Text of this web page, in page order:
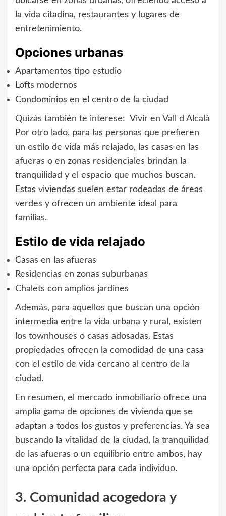
la vida citadina, restaurantes y lugares de
entretenimiento.
Opciones urbanas
Apartamentos tipo estudio
Lofts modernos
Condominios en el centro de la ciudad
Quizás también te interese: Vivir en Vall d Alcalà
Por otro lado, para las personas que prefieren
un estilo de vida más relajado, las casas en las
afueras o en zonas residenciales brindan la
tranquilidad y el espacio que muchos buscan.
Estas viviendas suelen estar rodeadas de áreas
verdes y ofrecen un ambiente ideal para
familias.
Estilo de vida relajado
Casas en las afueras
Residencias en zonas suburbanas
Chalets con amplios jardines
Además, para aquellos que buscan una opción
intermedia entre la vida urbana y rural, existen
los townhouses o casas adosadas. Estas
propiedades ofrecen la comodidad de una casa
con el estilo de vida cercano al centro de la
ciudad.
En resumen, el mercado inmobiliario ofrece una
amplia gama de opciones de vivienda que se
adaptan a todos los gustos y preferencias. Ya sea
buscando la vitalidad de la ciudad, la tranquilidad
de las afueras o un equilibrio entre ambos, hay
una opción perfecta para cada individuo.
3. Comunidad acogedora y